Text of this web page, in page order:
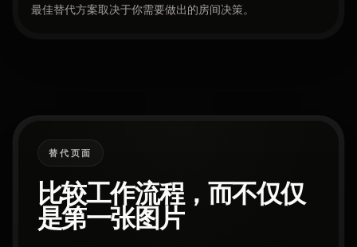
最佳替代方案取决于你需要做出的房间决策。
替代页面
比较工作流程，而不仅仅
是第一张图片